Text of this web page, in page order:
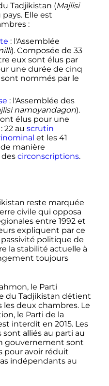
Tadjikistan (Majlisi
pays. Elle est
:
: l'Assemblée
). Composée de 33
eux sont élus par
une durée de cinq
nommés par le
: l'Assemblée des
namoyandagon).
élus pour une
: 22 au scrutin
et les 41
manière
circonscriptions.
reste marquée
civile qui opposa
entre 1992 et
expliquent par ce
politique de
la stabilité actuelle à
toujours
le Parti
du Tadjikistan détient
deux chambres. Le
le Parti de la
interdit en 2015. Les
alliés au parti au
gouvernement sont
pour avoir réduit
indépendants au